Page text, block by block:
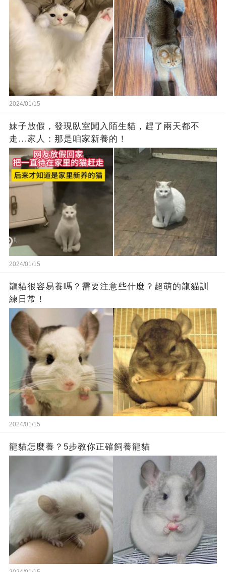
2024/01/15
妹子放假，發現臥室闖入陌生貓，趕了兩天都不
走…家人：那是咱家新養的！
2024/01/15
龍貓很容易養嗎？需要注意些什麼？超萌的龍貓訓
練日常！
2024/01/15
龍貓怎麼養？5步教你正確飼養龍貓